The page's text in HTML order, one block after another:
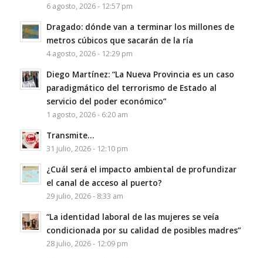
6 agosto, 2026 - 12:57 pm
Dragado: dónde van a terminar los millones de
metros cúbicos que sacarán de la ría
4 agosto, 2026 - 12:29 pm
Diego Martínez: “La Nueva Provincia es un caso
paradigmático del terrorismo de Estado al
servicio del poder económico”
1 agosto, 2026 - 6:20 am
Transmite…
31 julio, 2026 - 12:10 pm
¿Cuál será el impacto ambiental de profundizar
el canal de acceso al puerto?
29 julio, 2026 - 8:33 am
“La identidad laboral de las mujeres se veía
condicionada por su calidad de posibles madres”
28 julio, 2026 - 12:09 pm